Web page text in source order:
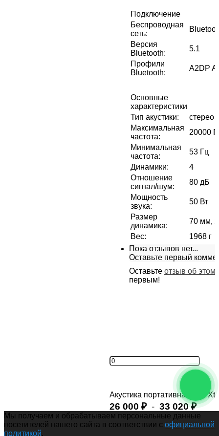
Подключение
Беспроводная
сеть:
Версия
Bluetooth:
5.1
Профили
Bluetooth:
A2DP
Основные
характеристики
Тип акустики:
стерео
Максимальная
частота:
20000
Минимальная
частота:
53 Гц
Динамики:
4
Отношение
сигнал/шум:
80 дБ
Мощность
звука:
50 Вт
Размер
динамика:
70 мм,
Вес:
1968 г
Пока отзывов нет...
Оставьте первый
Оставьте отзыв об этом
первым!
Акустика портативная JBL
26 000 ₽- 33 020₽
Купить
Мы получаем и обрабатываем персональные данные
посетителей нашего сайта в соответствии с официальной
политикой.